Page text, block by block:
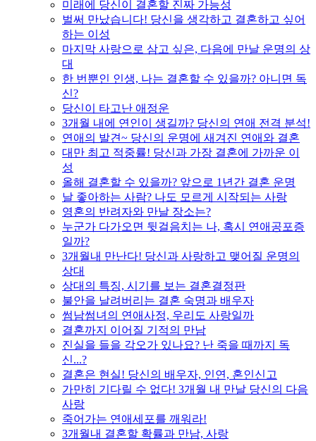
미래에 당신이 결혼할 진짜 가능성
벌써 만났습니다! 당신을 생각하고 결혼하고 싶어
하는 이성
마지막 사랑으로 삼고 싶은, 다음에 만날 운명의 상
대
한 번뿐인 인생, 나는 결혼할 수 있을까? 아니면 독
신?
당신이 타고난 애정운
3개월 내에 연인이 생길까? 당신의 연애 전격 분석!
연애의 발견~ 당신의 운명에 새겨진 연애와 결혼
대만 최고 적중률! 당신과 가장 결혼에 가까운 이
성
올해 결혼할 수 있을까? 앞으로 1년간 결혼 운명
날 좋아하는 사람? 나도 모르게 시작되는 사랑
영혼의 반려자와 만날 장소는?
누군가 다가오면 뒷걸음치는 나, 혹시 연애공포증
일까?
3개월내 만난다! 당신과 사랑하고 맺어질 운명의
상대
상대의 특징, 시기를 보는 결혼결정판
불안을 날려버리는 결혼 숙명과 배우자
썸남썸녀의 연애사정, 우리도 사랑일까
결혼까지 이어질 기적의 만남
진실을 들을 각오가 있나요? 난 죽을 때까지 독
신...?
결혼은 현실! 당신의 배우자, 인연, 혼인신고
가만히 기다릴 수 없다! 3개월 내 만날 당신의 다음
사랑
죽어가는 연애세포를 깨워라!
3개월내 결혼할 확률과 만남, 사랑